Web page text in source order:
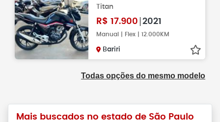
Titan
R$ 17.900 2021
Manual | Flex | 12.000KM
Bariri
Todas opções do mesmo modelo
Mais buscados no estado de São Paulo